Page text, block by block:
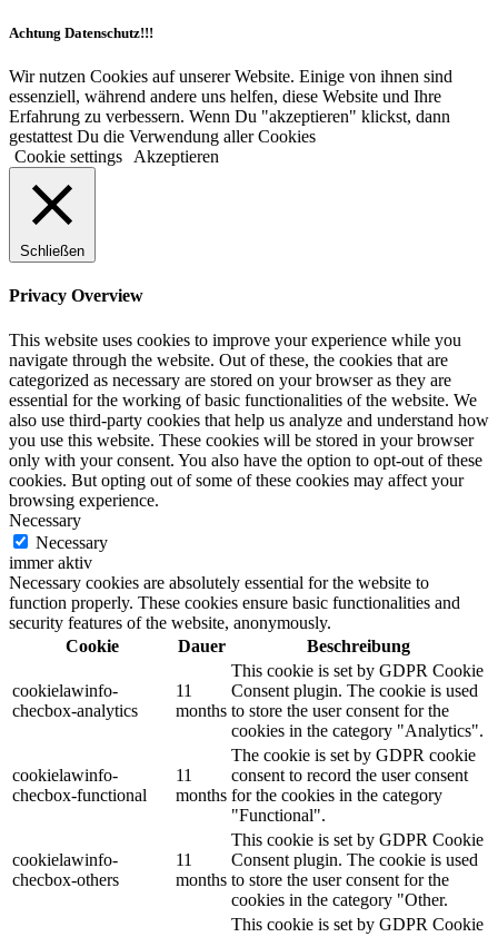
Achtung Datenschutz!!!
Wir nutzen Cookies auf unserer Website. Einige von ihnen sind
essenziell, während andere uns helfen, diese Website und Ihre
Erfahrung zu verbessern. Wenn Du "akzeptieren" klickst, dann
gestattest Du die Verwendung aller Cookies
Cookie settings
Akzeptieren
Schließen
Privacy Overview
This website uses cookies to improve your experience while you
navigate through the website. Out of these, the cookies that are
categorized as necessary are stored on your browser as they are
essential for the working of basic functionalities of the website. We
also use third-party cookies that help us analyze and understand how
you use this website. These cookies will be stored in your browser
only with your consent. You also have the option to opt-out of these
cookies. But opting out of some of these cookies may affect your
browsing experience.
Necessary
Necessary
immer aktiv
Necessary cookies are absolutely essential for the website to
function properly. These cookies ensure basic functionalities and
security features of the website, anonymously.
Cookie
Dauer Beschreibung
cookielawinfo-
checbox-analytics
11
months
This cookie is set by GDPR Cookie
Consent plugin. The cookie is used
to store the user consent for the
cookies in the category "Analytics".
cookielawinfo-
checbox-functional
11
months
The cookie is set by GDPR cookie
consent to record the user consent
for the cookies in the category
"Functional".
cookielawinfo-
checbox-others
11
months
This cookie is set by GDPR Cookie
Consent plugin. The cookie is used
to store the user consent for the
cookies in the category "Other.
This cookie is set by GDPR Cookie